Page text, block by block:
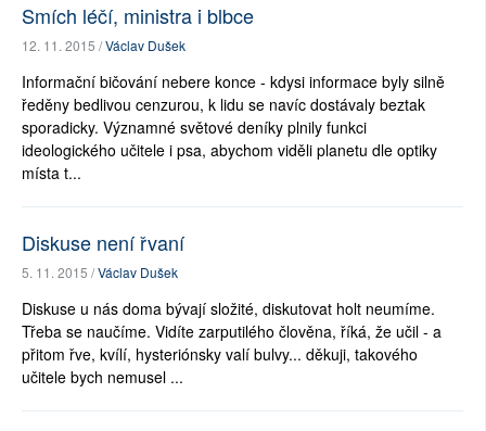
Smích léčí, ministra i blbce
12. 11. 2015 /Václav Dušek
Informační bičování nebere konce - kdysi informace byly silně
ředěny bedlivou cenzurou, k lidu se navíc dostávaly beztak
sporadicky. Významné světové deníky plnily funkci
ideologického učitele i psa, abychom viděli planetu dle optiky
místa t...
Diskuse není řvaní
5. 11. 2015 /Václav Dušek
Diskuse u nás doma bývají složité, diskutovat holt neumíme.
Třeba se naučíme. Vidíte zarputilého člověna, říká, že učil - a
přitom řve, kvílí, hysteriónsky valí bulvy... děkuji, takového
učitele bych nemusel ...